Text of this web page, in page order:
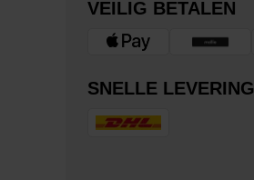
VEILIG BETALEN
SNELLE LEVERING